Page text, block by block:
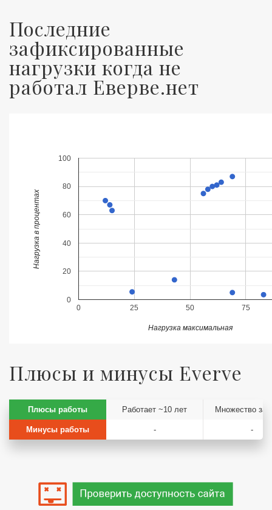
Последние
зафиксированные
нагрузки когда не
работал Еверве.нет
0 25 50 75
0
20
40
60
80
100
Нагрузка максимальная
Нагрузка в процентах
Плюсы и минусы Everve
Плюсы работы
Минусы работы
Работает ~10 лет
-
Множество
-